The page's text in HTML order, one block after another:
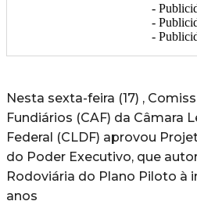
-
-
-
Nesta sexta-feira (17) ,
Fundiários (CAF) da Câmara
Federal (CLDF) aprovou
do Poder Executivo, que
Rodoviária do Plano Piloto à
anos